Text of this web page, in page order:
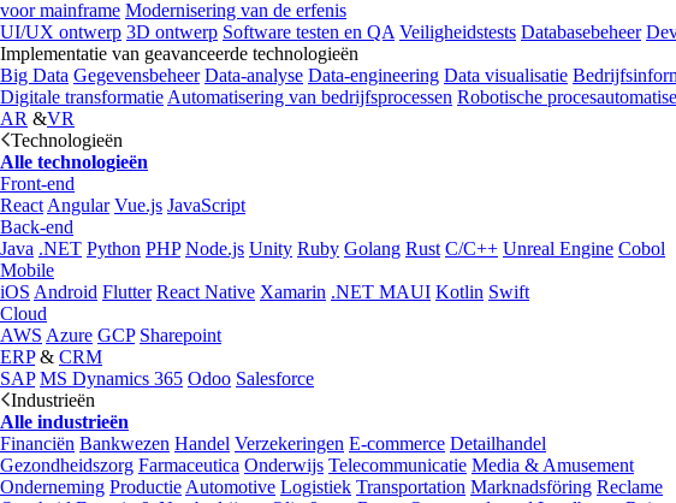
voor mainframe Modernisering van de erfenis
UI/UX ontwerp 3D ontwerp Software testen en QA Veiligheidstests Databasebeheer
Implementatie van geavanceerde technologieën
Big Data Gegevensbeheer Data-analyse Data-engineering Data visualisatie
Digitale transformatie Automatisering van bedrijfsprocessen Robotische
AR &VR
Technologieën
Alle technologieën
Front-end
React Angular Vue.js JavaScript
Back-end
Java .NET Python PHP Node.js Unity Ruby Golang Rust C/C++ Unreal Engine Cobol
Mobile
iOS Android Flutter React Native Xamarin .NET MAUI Kotlin Swift
Cloud
AWS Azure GCP Sharepoint
ERP& CRM
SAP MS Dynamics 365 Odoo Salesforce
Industrieën
Alle industrieën
Financiën Bankwezen Handel Verzekeringen E-commerce Detailhandel
Gezondheidszorg Farmaceutica Onderwijs Telecommunicatie Media & Amusement
Onderneming Productie Automotive Logistiek Transportation Marknadsföring Reclame